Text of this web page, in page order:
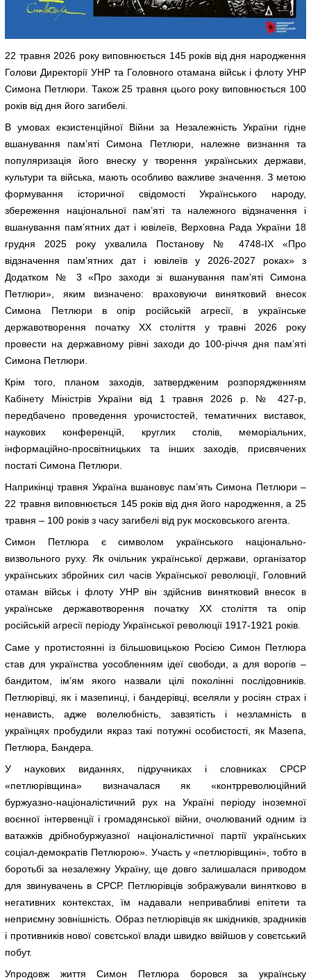
22 травня 2026 року виповнюється 145 років від дня народження
Голови Директорії УНР та Головного отамана військ і флоту УНР
Симона Петлюри. Також 25 травня цього року виповнюється 100
років від дня його загибелі.
В умовах екзистенційної Війни за Незалежність України гідне
вшанування пам’яті Симона Петлюри, належне визнання та
популяризація його внеску у творення українських держави,
культури та війська, мають особливо важливе значення. З метою
формування історичної свідомості Українського народу,
збереження національної пам’яті та належного відзначення і
вшанування пам’ятних дат і ювілеїв, Верховна Рада України 18
грудня 2025 року ухвалила Постанову № 4748-IX «Про
відзначення пам’ятних дат і ювілеїв у 2026-2027 роках» з
Додатком № 3 «Про заходи зі вшанування пам’яті Симона
Петлюри», яким визначено: враховуючи винятковий внесок
Симона Петлюри в опір російській агресії, в українське
державотворення початку XX століття у травні 2026 року
провести на державному рівні заходи до 100-річчя дня пам’яті
Симона Петлюри.
Крім того, планом заходів, затвердженим розпорядженням
Кабінету Міністрів України від 1 травня 2026 р. № 427-р,
передбачено проведення урочистостей, тематичних виставок,
наукових конференцій, круглих столів, меморіальних,
інформаційно-просвітницьких та інших заходів, присвячених
постаті Симона Петлюри.
Наприкінці травня Україна вшановує пам’ять Симона Петлюри –
22 травня виповнюється 145 років від дня його народження, а 25
травня – 100 років з часу загибелі від рук московського агента.
Симон Петлюра є символом українського національно-
визвольного руху. Як очільник української держави, організатор
українських збройних сил часів Української революції, Головний
отаман військ і флоту УНР він здійснив винятковий внесок в
українське державотворення початку XX століття та опір
російській агресії періоду Української революції 1917-1921 років.
Саме у протистоянні із більшовицькою Росією Симон Петлюра
став для українства уособленням ідеї свободи, а для ворогів –
бандитом, ім’ям якого назвали цілі поколінні послідовників.
Петлюрівці, як і мазепинці, і бандерівці, вселяли у росіян страх і
ненависть, адже волелюбність, завзятість і незламність в
українцях пробудили якраз такі потужні особистості, як Мазепа,
Петлюра, Бандера.
У наукових виданнях, підручниках і словниках СРСР
«петлюрівщина» визначалася як «контрреволюційний
буржуазно-націоналістичний рух на Україні періоду іноземної
воєнної інтервенції і громадянської війни, очолюваний одним із
ватажків дрібнобуржуазної націоналістичної партії українських
соціал-демократів Петлюрою». Участь у «петлюрівщині», тобто в
боротьбі за незалежну Україну, ще довго залишалася приводом
для звинувачень в СРСР. Петлюрівців зображували винятково в
негативних контекстах, їм надавали непривабливі епітети та
неприємну зовнішність. Образ петлюрівців як шкідників, зрадників
і противників нової совєтської влади швидко ввійшов у совєтський
побут.
Упродовж життя Симон Петлюра боровся за українську